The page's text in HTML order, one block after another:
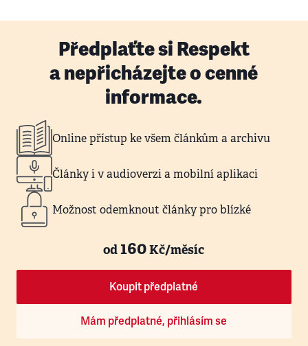
Předplaťte si Respekt
a nepřicházejte o cenné
informace.
Online přístup ke všem článkům a archivu
Články i v audioverzi a mobilní aplikaci
Možnost odemknout články pro blízké
od160Kč/měsíc
Koupit předplatné
Mám předplatné, přihlásím se